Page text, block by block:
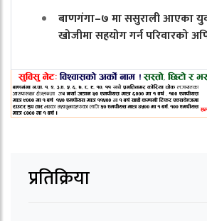
बाणगंगा–७ मा ससुराली आएका
खोजीमा सहयोग गर्न परिवारको
प्रतिक्रिया